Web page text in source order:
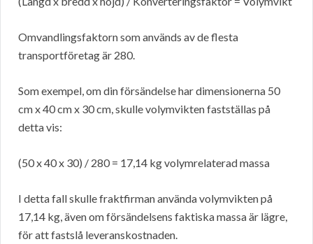
Omvandlingsfaktorn som används av de flesta
transportföretag är 280.
Som exempel, om din försändelse har dimensionerna 50
cm x 40 cm x 30 cm, skulle volymvikten fastställas på
detta vis:
(50 x 40 x 30) / 280 = 17,14 kg volymrelaterad massa
I detta fall skulle fraktfirman använda volymvikten på
17,14 kg, även om försändelsens faktiska massa är lägre,
för att fastslå leveranskostnaden.